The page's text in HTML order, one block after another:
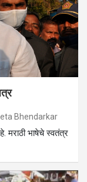
Bhendarkar
मराठी भाषेचे स्वतंत्र